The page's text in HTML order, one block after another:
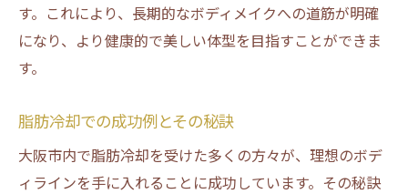
す。これにより、長期的なボディメイクへの道筋が明確
になり、より健康的で美しい体型を目指すことができま
す。
脂肪冷却での成功例とその秘訣
大阪市内で脂肪冷却を受けた多くの方々が、理想のボデ
ィラインを手に入れることに成功しています。その秘訣